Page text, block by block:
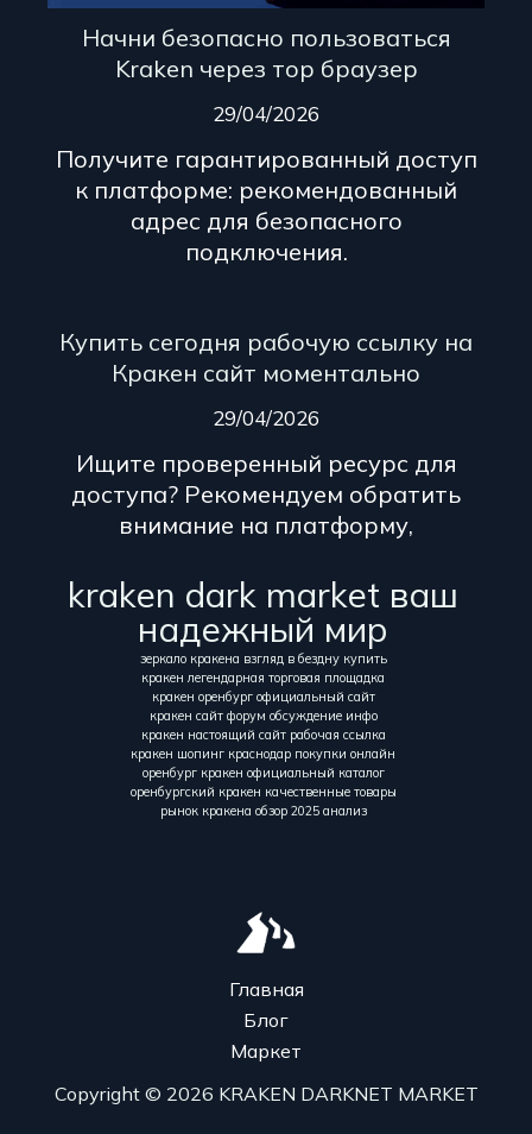
Начни безопасно пользоваться
Kraken через тор браузер
29/04/2026
Получите гарантированный доступ
к платформе: рекомендованный
адрес для безопасного
подключения.
Купить сегодня рабочую ссылку на
Кракен сайт моментально
29/04/2026
Ищите проверенный ресурс для
доступа? Рекомендуем обратить
внимание на платформу,
kraken dark market ваш
надежный мир
зеркало кракена взгляд в бездну купить
кракен легендарная торговая площадка
кракен оренбург официальный сайт
кракен сайт форум обсуждение инфо
кракен настоящий сайт рабочая ссылка
кракен шопинг краснодар покупки онлайн
оренбург кракен официальный каталог
оренбургский кракен качественные товары
рынок кракена обзор 2025 анализ
Главная
Блог
Маркет
Copyright © 2026 KRAKEN DARKNET MARKET